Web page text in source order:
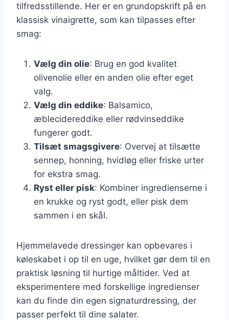
tilfredsstillende. Her er en grundopskrift på en
klassisk vinaigrette, som kan tilpasses efter
smag:
Vælg din olie: Brug en god kvalitet
olivenolie eller en anden olie efter eget
valg.
Vælg din eddike: Balsamico,
æblecidereddike eller rødvinseddike
fungerer godt.
Tilsæt smagsgivere: Overvej at tilsætte
sennep, honning, hvidløg eller friske urter
for ekstra smag.
Ryst eller pisk: Kombiner ingredienserne i
en krukke og ryst godt, eller pisk dem
sammen i en skål.
Hjemmelavede dressinger kan opbevares i
køleskabet i op til en uge, hvilket gør dem til en
praktisk løsning til hurtige måltider. Ved at
eksperimentere med forskellige ingredienser
kan du finde din egen signaturdressing, der
passer perfekt til dine salater.